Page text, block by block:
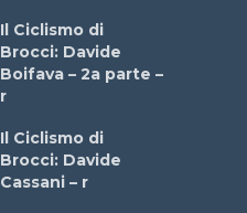
Il Ciclismo di
Brocci: Davide
Boifava – 2a parte –
r
Il Ciclismo di
Brocci: Davide
Cassani – r